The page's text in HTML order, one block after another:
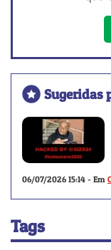
Sugeridas
06/07/2026 15:14 - Em
Tags